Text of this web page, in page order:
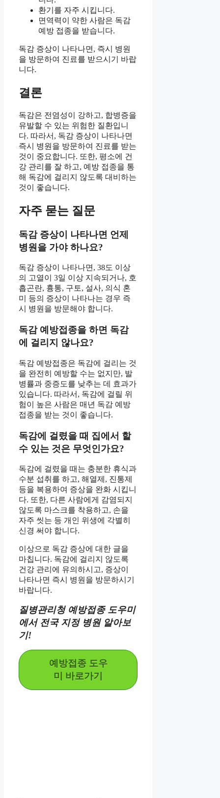
환기를 자주 시킵니다.
면역력이 약한 사람은 독감
예방 접종을 받습니다.
독감 증상이 나타나면, 즉시 병원
을 방문하여 진료를 받으시기 바랍
니다.
결론
독감은 전염성이 강하고, 합병증을
유발할 수 있는 위험한 질환입니
다. 따라서, 독감 증상이 나타나면
즉시 병원을 방문하여 진료를 받는
것이 중요합니다. 또한, 평소에 건
강 관리를 잘 하고, 예방 접종을 통
해 독감에 걸리지 않도록 대비하는
것이 좋습니다.
자주 묻는 질문
독감 증상이 나타나면 언제
병원을 가야 하나요?
독감 증상이 나타나면, 38도 이상
의 고열이 3일 이상 지속되거나, 호
흡곤란, 흉통, 구토, 설사, 의식 혼
미 등의 증상이 나타나는 경우 즉
시 병원을 방문해야 합니다.
독감 예방접종을 하면 독감
에 걸리지 않나요?
독감 예방접종은 독감에 걸리는 것
을 완전히 예방할 수는 없지만, 발
병률과 중증도를 낮추는 데 효과가
있습니다. 따라서, 독감에 걸릴 위
험이 높은 사람은 매년 독감 예방
접종을 받는 것이 좋습니다.
독감에 걸렸을 때 집에서 할
수 있는 것은 무엇인가요?
독감에 걸렸을 때는 충분한 휴식과
수분 섭취를 하고, 해열제, 진통제
등을 복용하여 증상을 완화 시킵니
다. 또한, 다른 사람에게 감염되지
않도록 마스크를 착용하고, 손을
자주 씻는 등 개인 위생에 각별히
신경 써야 합니다.
이상으로 독감 증상에 대한 글을
마칩니다. 독감에 걸리지 않도록
건강 관리에 유의하시고, 증상이
나타나면 즉시 병원을 방문하시기
바랍니다.
질병관리청 예방접종 도우미
에서 전국 지정 병원 알아보
기!
예방접종 도우
미 바로가기